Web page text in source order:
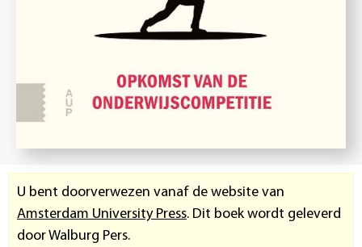
U bent doorverwezen vanaf de website van
Amsterdam University Press. Dit boek wordt geleverd
door Walburg Pers.